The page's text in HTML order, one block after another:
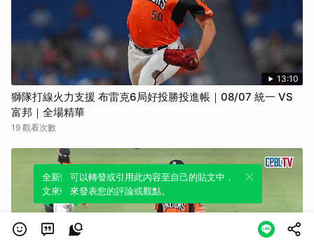
13:10
獅隊打線火力支援 布雷克6局好投勝投進帳｜08/07 統一 VS
富邦｜全場精華
19 觀看次數
全新體驗！一鍵引用此內容，透過發布貼
文來輕鬆表達個人立場。
可以轉發或引用此內容至自己的貼文中，
來發表您的評論或觀點。